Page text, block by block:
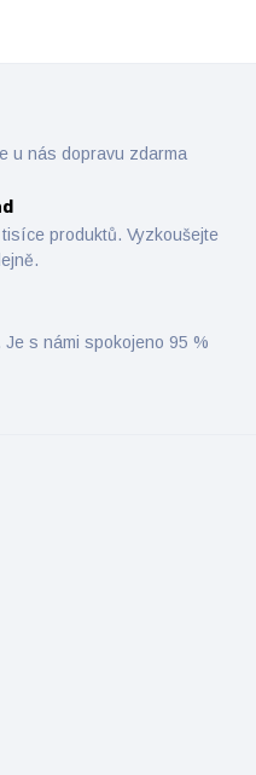
u nás dopravu zdarma
produktů. Vyzkoušejte
s námi spokojeno 95 %